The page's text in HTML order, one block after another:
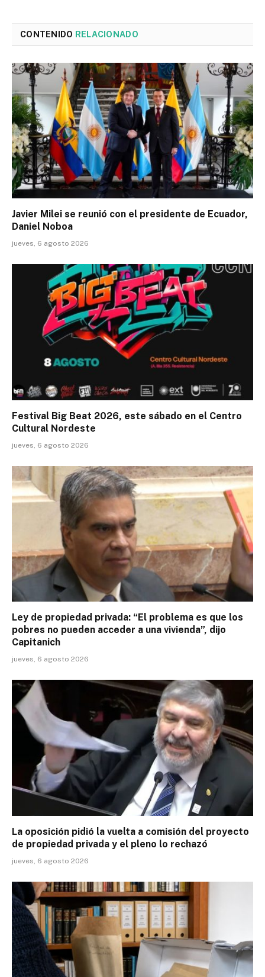
CONTENIDO RELACIONADO
Javier Milei se reunió con el presidente de Ecuador,
Daniel Noboa
jueves, 6 agosto 2026
Festival Big Beat 2026, este sábado en el Centro
Cultural Nordeste
jueves, 6 agosto 2026
Ley de propiedad privada: “El problema es que los
pobres no pueden acceder a una vivienda”, dijo
Capitanich
jueves, 6 agosto 2026
La oposición pidió la vuelta a comisión del proyecto
de propiedad privada y el pleno lo rechazó
jueves, 6 agosto 2026